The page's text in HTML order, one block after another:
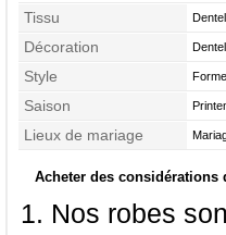
Tissu
Décoration
Style
Saison
Lieux de mariage
Acheter des considérations
Nos robes